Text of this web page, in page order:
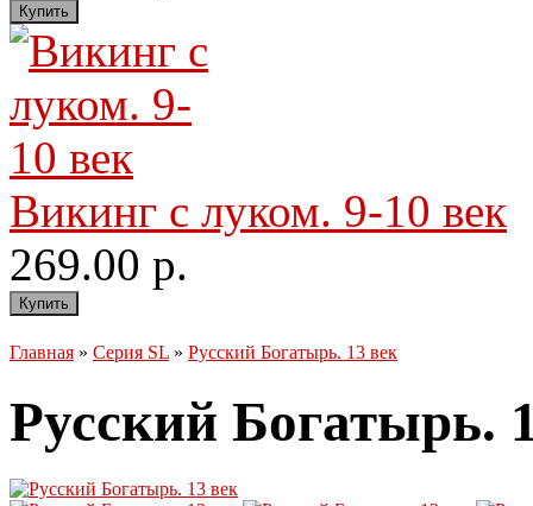
Викинг с луком. 9-10 век
269.00 р.
Главная » Серия SL » Русский Богатырь. 13 век
Русский Богатырь.